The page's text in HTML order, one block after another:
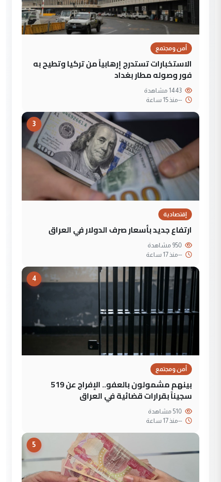
أمن ومجتمع
الاستخبارات تستدرج إرهابياً من تركيا وتطيح به
فور وصوله مطار بغداد
--منذ 15 ساعة
3
إقتصادية
ارتفاع جديد بأسعار صرف الدولار في العراق
--منذ 17 ساعة
4
أمن ومجتمع
بينهم مشمولون بالعفو.. الإفراج عن 519
سجيناً بقرارات قضائية في العراق
--منذ 17 ساعة
5